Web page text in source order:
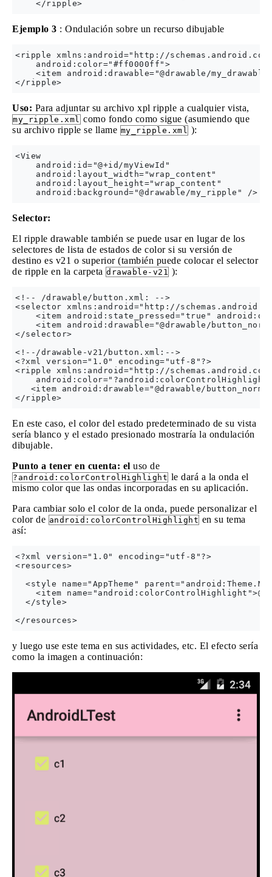
Ejemplo 3 : Ondulación sobre un recurso dibujable
<ripple xmlns:android="http://
    android:color="#ff0000ff">
<item android:drawable="@drawable/
Uso: Para adjuntar su archivo xpl ripple a cualquier vista,
my_ripple.xml como fondo como sigue (asumiendo que
su archivo ripple se llame my_ripple.xml ):
<View
    android:id="@+id/myViewId"
    android:layout_width="wrap_content"
    android:layout_height="wrap_content"
Selector:
El ripple drawable también se puede usar en lugar de los
selectores de lista de estados de color si su versión de
destino es v21 o superior (también puede colocar el selector
de ripple en la carpeta drawable-v21 ):
<!-- /drawable/button.xml: -->
<selector xmlns:android="http://
<item android:state_pressed="true"
<item android:drawable="@drawable/
</selector>
<!--/drawable-v21/button.xml:-->
<?xml version="1.0" encoding="utf-8"?>
<ripple xmlns:android="http://
<item android:drawable="@drawable/
En este caso, el color del estado predeterminado de su vista
sería blanco y el estado presionado mostraría la ondulación
dibujable.
Punto a tener en cuenta: el uso de
?android:colorControlHighlight le dará a la onda el
mismo color que las ondas incorporadas en su aplicación.
Para cambiar solo el color de la onda, puede personalizar el
color de android:colorControlHighlight en su tema
así:
<?xml version="1.0" encoding="utf-8"?>
<resources>
<style name="AppTheme"
<item
  </style>
y luego use este tema en sus actividades, etc. El efecto sería
como la imagen a continuación: